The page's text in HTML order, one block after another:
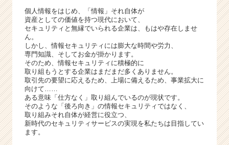
（C
h
e
r
C
a
r
e
r）
個人情報をはじめ、「情報」それ自体が
資産としての価値を持つ現代において、
セキュリティと無縁でいられる企業は、もはや存在しませ
ん。
しかし、情報セキュリティには膨大な時間や労力、
専門知識、そしてお金が掛かります。
そのため、情報セキュリティに積極的に
取り組もうとする企業はまだまだ多くありません。
取引先の要望に応えるため、上場に備えるため、事業拡大に
向けて……
ある意味「仕方なく」取り組んでいるのが現状です。
そのような「後ろ向き」の情報セキュリティではなく、
取り組みそれ自体が経営に役立つ、
新時代のセキュリティサービスの実現を私たちは目指してい
ます。